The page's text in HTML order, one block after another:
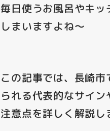
毎日使うお風呂やキ
しまいますよね～
この記事では、長崎
られる代表的なサイ
注意点を詳しく解説し